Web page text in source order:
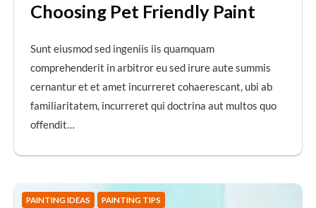
Choosing Pet Friendly Paint
Sunt eiusmod sed ingeniis iis quamquam
comprehenderit in arbitror eu sed irure aute summis
cernantur et et amet incurreret cohaerescant, ubi ab
familiaritatem, incurreret qui doctrina aut multos quo
offendit…
PAINTING IDEAS PAINTING TIPS